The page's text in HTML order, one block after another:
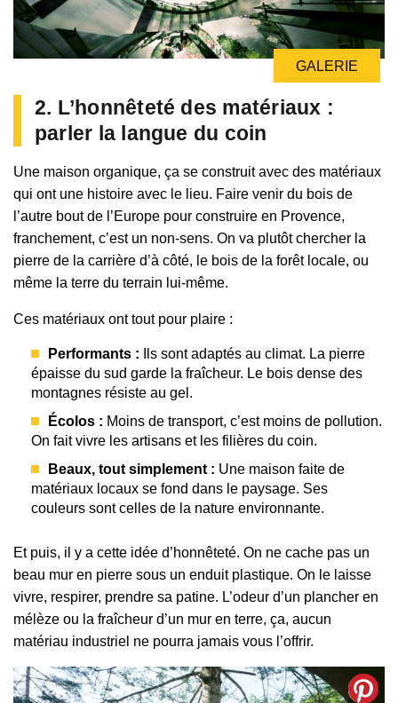
GALERIE
2. L’honnêteté des matériaux :
parler la langue du coin
Une maison organique, ça se construit avec des matériaux
qui ont une histoire avec le lieu. Faire venir du bois de
l’autre bout de l’Europe pour construire en Provence,
franchement, c’est un non-sens. On va plutôt chercher la
pierre de la carrière d’à côté, le bois de la forêt locale, ou
même la terre du terrain lui-même.
Ces matériaux ont tout pour plaire :
Performants : Ils sont adaptés au climat. La pierre
épaisse du sud garde la fraîcheur. Le bois dense des
montagnes résiste au gel.
Écolos : Moins de transport, c’est moins de pollution.
On fait vivre les artisans et les filières du coin.
Beaux, tout simplement : Une maison faite de
matériaux locaux se fond dans le paysage. Ses
couleurs sont celles de la nature environnante.
Et puis, il y a cette idée d’honnêteté. On ne cache pas un
beau mur en pierre sous un enduit plastique. On le laisse
vivre, respirer, prendre sa patine. L’odeur d’un plancher en
mélèze ou la fraîcheur d’un mur en terre, ça, aucun
matériau industriel ne pourra jamais vous l’offrir.